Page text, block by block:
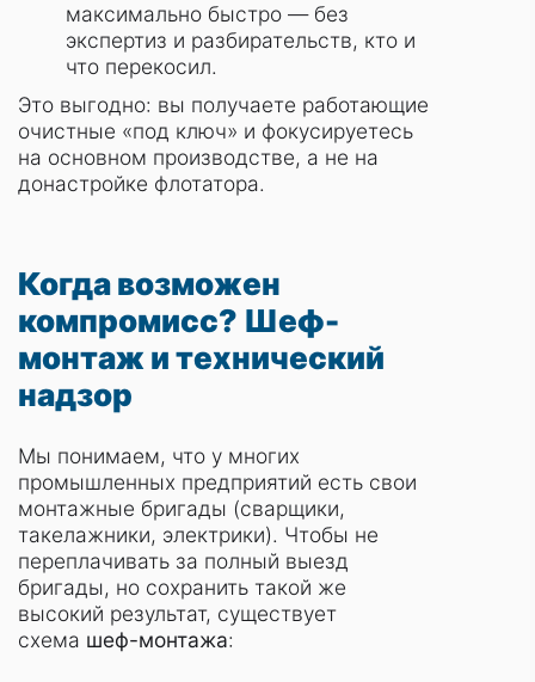
максимально быстро — без
экспертиз и разбирательств, кто и
что перекосил.
Это выгодно: вы получаете работающие
очистные «под ключ» и фокусируетесь
на основном производстве, а не на
донастройке флотатора.
Когда возможен
компромисс? Шеф-
монтаж и технический
надзор
Мы понимаем, что у многих
промышленных предприятий есть свои
монтажные бригады (сварщики,
такелажники, электрики). Чтобы не
переплачивать за полный выезд
бригады, но сохранить такой же
высокий результат, существует
схема шеф-монтажа: